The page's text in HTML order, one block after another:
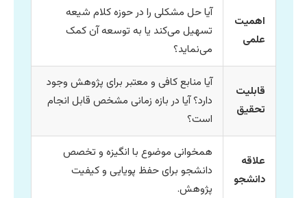
اهمیت
علمی
آیا حل مشکلی را در حوزه کلام شیعه
تسهیل می‌کند یا به توسعه آن کمک
می‌نماید؟
قابلیت
تحقیق
آیا منابع کافی و معتبر برای پژوهش وجود
دارد؟ آیا در بازه زمانی مشخص قابل انجام
است؟
علاقه
دانشجو
همخوانی موضوع با انگیزه و تخصص
دانشجو برای حفظ پویایی و کیفیت
پژوهش.